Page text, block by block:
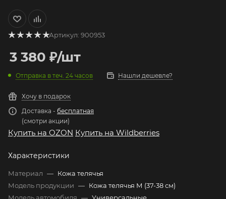
Артикул: 900953
3 380 ₽/шт
Отправка в теч. 24 часов Нашли дешевле?
Хочу в подарок
Доставка - бесплатная
(смотри акции)
Купить на OZON Купить на Wildberries
Характеристики
Материал — Кожа телячья
Модель продукции — Кожа телячья М (37-38 см)